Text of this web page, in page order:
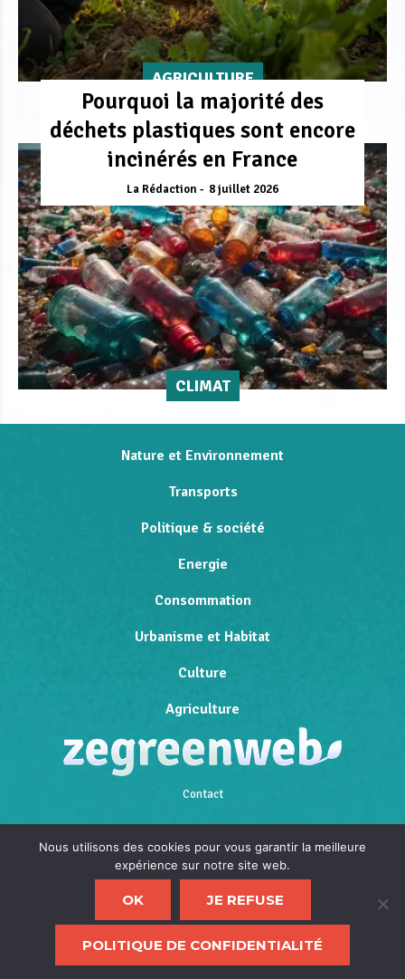
AGRICULTURE
Pourquoi la majorité des
déchets plastiques sont encore
incinérés en France
La Rédaction 8 juillet 2026
CLIMAT
Nature et Environnement
Transports
Politique & société
Energie
Consommation
Urbanisme et Habitat
Culture
Agriculture
Contact
Mentions légales
Politique de confidentialité
Nous utilisons des cookies pour vous garantir la meilleure
expérience sur notre site web.
OK JE REFUSE
POLITIQUE DE CONFIDENTIALITÉ